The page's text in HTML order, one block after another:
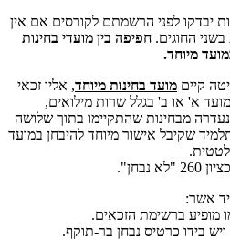
יבדקו לפני הרשמתם לקורסים אם אין
בשני החוגים. חפיפה בין מועדי בחינות
מיוחד.
קיים מועד בחינות מיוחד, אליו זכאי
א' או ב' בגלל שרות מילואים,
מבחינות שהתקיימו בתוך שלושה
שקיבל אישור מיוחד להיבחן במועד
אשר:
מופיע ברשימת הזכאים.
בידו כרטיס נבחן בר-תוקף.